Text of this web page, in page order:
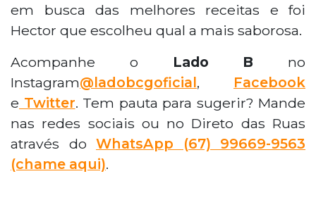
em busca das melhores receitas e foi
Hector que escolheu qual a mais saborosa.
Acompanhe o Lado B no
Instagram@ladobcgoficial, Facebook
e Twitter. Tem pauta para sugerir? Mande
nas redes sociais ou no Direto das Ruas
através do WhatsApp (67) 99669-9563
(chame aqui).